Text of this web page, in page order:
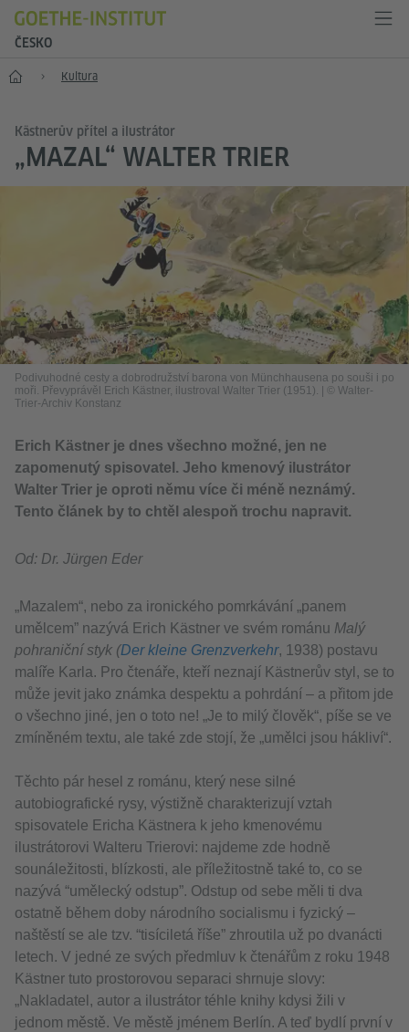
ČESKO
Hlavní stránka
Kultura
Kästnerův přítel a ilustrátor
„MAZAL“ WALTER TRIER
Podivuhodné cesty a dobrodružství barona von Münchhausena po souši i po
moři. Převyprávěl Erich Kästner, ilustroval Walter Trier (1951).
© Walter-
Trier-Archiv Konstanz
Erich Kästner je dnes všechno možné, jen ne
zapomenutý spisovatel. Jeho kmenový ilustrátor
Walter Trier je oproti němu více či méně neznámý.
Tento článek by to chtěl alespoň trochu napravit.
Od: Dr. Jürgen Eder
„Mazalem“, nebo za ironického pomrkávání „panem
umělcem” nazývá Erich Kästner ve svém románu Malý
pohraniční styk (Der kleine Grenzverkehr, 1938) postavu
malíře Karla. Pro čtenáře, kteří neznají Kästnerův styl, se to
může jevit jako známka despektu a pohrdání – a přitom jde
o všechno jiné, jen o toto ne! „Je to milý člověk“, píše se ve
zmíněném textu, ale také zde stojí, že „umělci jsou hákliví“.
Těchto pár hesel z románu, který nese silné
autobiografické rysy, výstižně charakterizují vztah
spisovatele Ericha Kästnera k jeho kmenovému
ilustrátorovi Walteru Trierovi: najdeme zde hodně
sounáležitosti, blízkosti, ale příležitostně také to, co se
nazývá “umělecký odstup”. Odstup od sebe měli ti dva
ostatně během doby národního socialismu i fyzický –
naštěstí se ale tzv. “tisíciletá říše” zhroutila už po dvanácti
letech. V jedné ze svých předmluv k čtenářům z roku 1948
Kästner tuto prostorovou separaci shrnuje slovy:
„Nakladatel, autor a ilustrátor téhle knihy kdysi žili v
jednom městě. Ve městě jménem Berlín. A teď bydlí první v